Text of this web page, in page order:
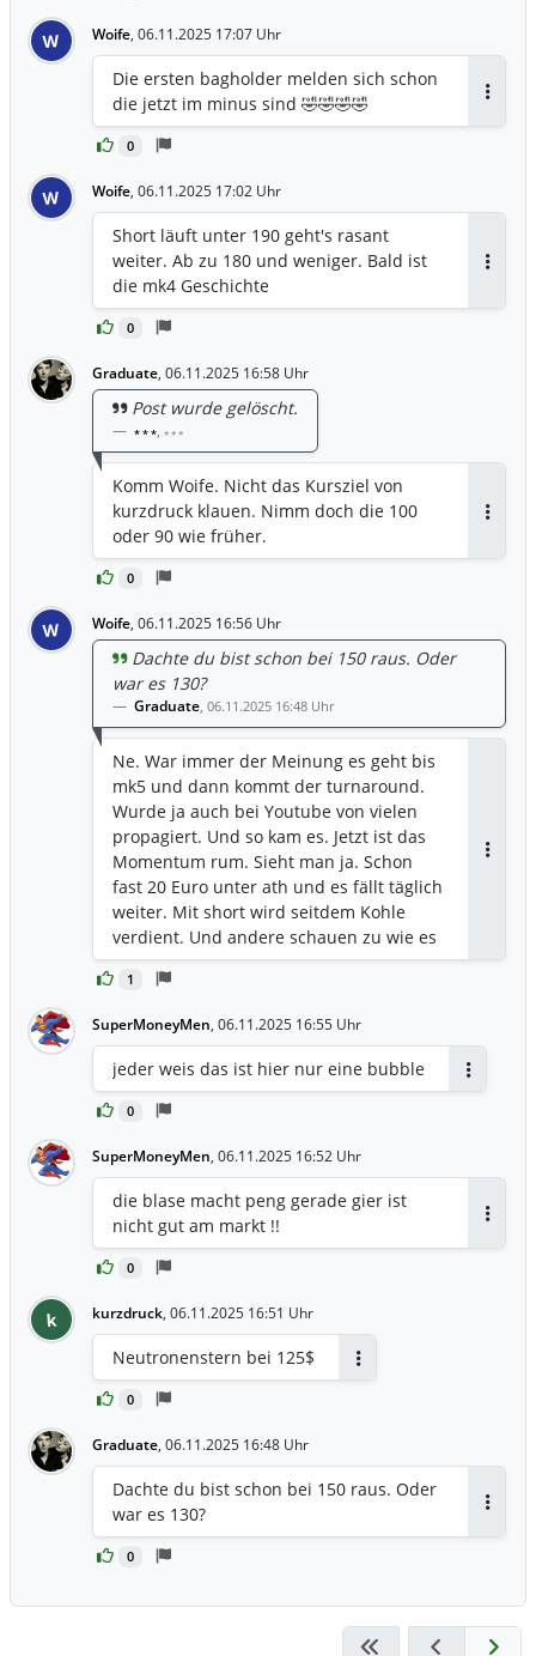
W Woife, 06.11.2025 17:07 Uhr
0
Die ersten bagholder melden sich schon
die jetzt im minus sind 🤣🤣🤣🤣
W Woife, 06.11.2025 17:02 Uhr
0
Short läuft unter 190 geht's rasant
weiter. Ab zu 180 und weniger. Bald ist
die mk4 Geschichte
Graduate, 06.11.2025 16:58 Uhr
0
Post wurde gelöscht.
* * *, * * *
Komm Woife. Nicht das Kursziel von
kurzdruck klauen. Nimm doch die 100
oder 90 wie früher.
W Woife, 06.11.2025 16:56 Uhr
1
Dachte du bist schon bei 150 raus. Oder
war es 130?
Graduate, 06.11.2025 16:48 Uhr
Ne. War immer der Meinung es geht bis
mk5 und dann kommt der turnaround.
Wurde ja auch bei Youtube von vielen
propagiert. Und so kam es. Jetzt ist das
Momentum rum. Sieht man ja. Schon
fast 20 Euro unter ath und es fällt täglich
weiter. Mit short wird seitdem Kohle
verdient. Und andere schauen zu wie es
fällt und verkaufen nicht
SuperMoneyMen, 06.11.2025 16:55 Uhr
0
jeder weis das ist hier nur eine bubble
SuperMoneyMen, 06.11.2025 16:52 Uhr
0
die blase macht peng gerade gier ist
nicht gut am markt !!
k kurzdruck, 06.11.2025 16:51 Uhr
0
Neutronenstern bei 125$
Graduate, 06.11.2025 16:48 Uhr
0
Dachte du bist schon bei 150 raus. Oder
war es 130?